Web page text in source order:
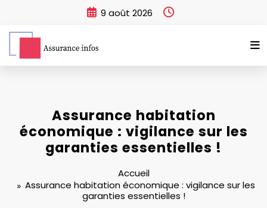
9 août 2026
Assurance habitation
économique : vigilance sur les
garanties essentielles !
Accueil
Assurance habitation économique : vigilance sur les
garanties essentielles !